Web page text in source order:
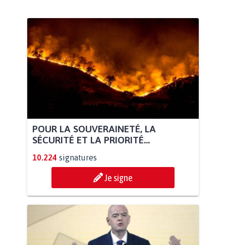
POUR LA SOUVERAINETÉ, LA
SÉCURITÉ ET LA PRIORITÉ...
10.224 signatures
Je signe